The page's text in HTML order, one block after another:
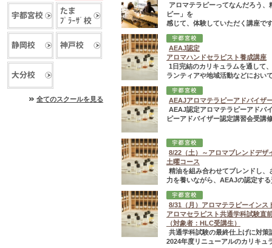
全てのスクールを見る
アロマテラピーってなんだろう
ピー」を
感じて、体験していただく講座で
AEAJ認定
アロマハンドセラピスト養成講座
1日完結のカリキュラムを通して
ランティアや地域活動などにおい
AEAJアロマテラピーアドバイザ
AEAJ認定アロマテラピーアドバ
ピーアドバイザー認定講習会受講
8/22（土）～アロマブレンドデザ
土曜コース
精油を組み合わせてブレンドし
力を養いながら、AEAJの認定す
8/31（月）アロマテラピーインス
アロマセラピスト共通学科試験直
（対象者：HLC受講生）
共通学科試験の最終仕上げに対策
2024年度リニューアルのカリキュ